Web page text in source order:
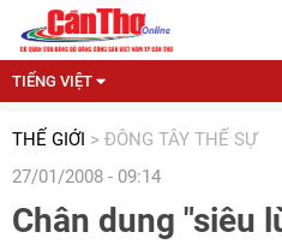
TIẾNG VIỆT
THẾ GIỚI > ĐÔNG TÂY THẾ SỰ
27/01/2008 - 09:14
Chân dung "siêu